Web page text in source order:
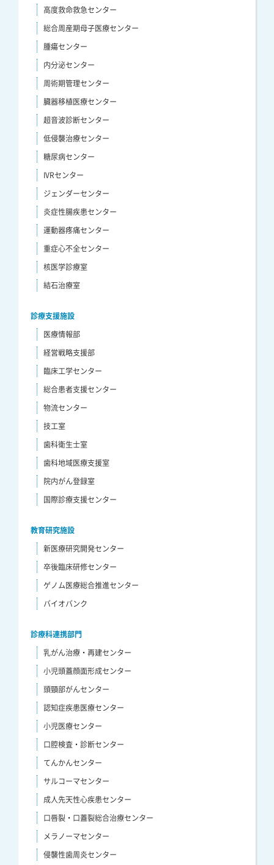
高度救命救急センター
総合周産期母子医療センター
腫瘍センター
内分泌センター
周術期管理センター
臓器移植医療センター
超音波診断センター
低侵襲治療センター
糖尿病センター
IVRセンター
ジェンダーセンター
炎症性腸疾患センター
運動器疼痛センター
重症心不全センター
核医学診療室
結石治療室
診療支援施設
医療情報部
経営戦略支援部
臨床工学センター
総合患者支援センター
物流センター
技工室
歯科衛生士室
歯科地域医療支援室
院内がん登録室
国際診療支援センター
教育研究施設
新医療研究開発センター
卒後臨床研修センター
ゲノム医療総合推進センター
バイオバンク
診療科連携部門
乳がん治療・再建センター
小児頭蓋顔面形成センター
頭頸部がんセンター
認知症疾患医療センター
小児医療センター
口腔検査・診断センター
てんかんセンター
サルコーマセンター
成人先天性心疾患センター
口唇裂・口蓋裂総合治療センター
メラノーマセンター
侵襲性歯周炎センター